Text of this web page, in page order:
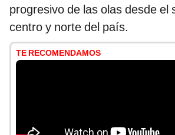
progresivo de las olas desde el
centro y norte del país.
TE RECOMENDAMOS